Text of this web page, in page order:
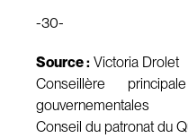
-30-
Source : Victoria Drolet
Conseillère
gouvernementales
Conseil du patronat du